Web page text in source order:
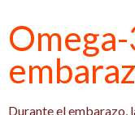
Durante el embarazo,